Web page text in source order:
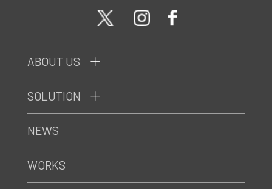
ABOUT US
SOLUTION
NEWS
WORKS